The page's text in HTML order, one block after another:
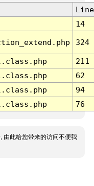
Line
14
324
211
62
94
76
由此给您带来的访问不便我